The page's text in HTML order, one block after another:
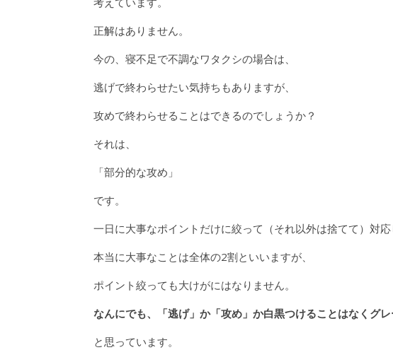
正解はありません。
今の、寝不足で不調なワタクシの場合は、
逃げで終わらせたい気持ちもありますが、
攻めで終わらせることはできるのでしょうか？
それは、
「部分的な攻め」
です。
一日に大事なポイントだけに絞って（それ以外は捨てて）対応
本当に大事なことは全体の2割といいますが、
ポイント絞っても大けがにはなりません。
なんにでも、「逃げ」か「攻め」か白黒つけることはなくグ
と思っています。